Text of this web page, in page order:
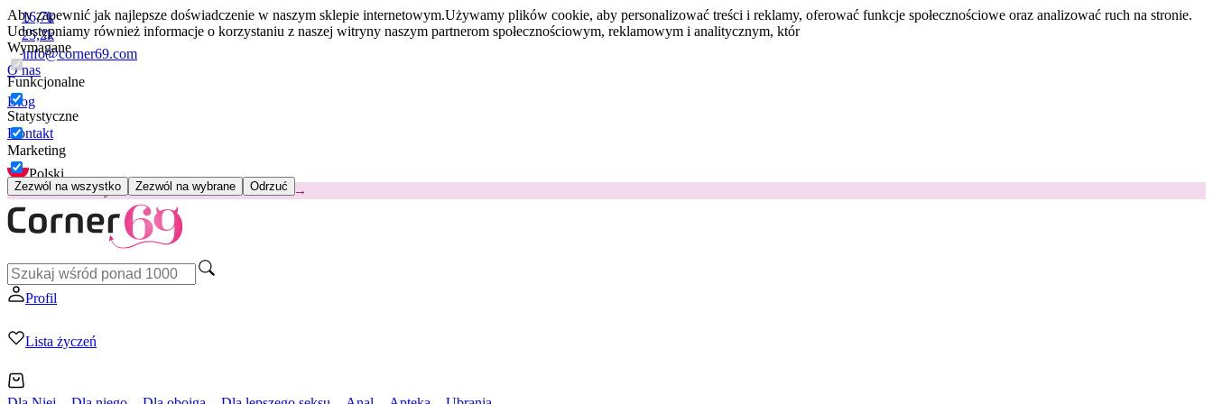
Aby zapewnić jak najlepsze doświadczenie w naszym sklepie internetowym.Używamy plików cookie, aby personalizować treści i reklamy, oferować funkcje społecznościowe oraz analizować ruch na stronie.
Udostępniamy również informacje o korzystaniu z naszej witryny naszym partnerom społecznościowym, reklamowym i analitycznym, któr
Wymagane
Funkcjonalne
Statystyczne
Marketing
Zezwól na wszystko Zezwól na wybrane Odrzuć
16,7k
25,2k
info@corner69.com
O nas
Blog
Kontakt
Polski
😽Svakom Klitty: 65 zł TANIEJKod: KLITTY →
Profil
Lista życzeń